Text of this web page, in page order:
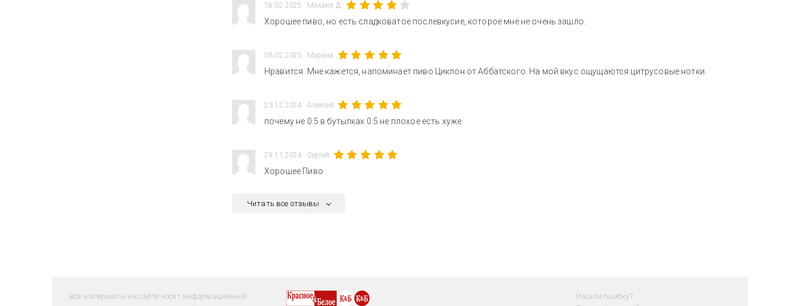
18.02.2025 Михаил Д.
Хорошее пиво, но есть сладковатое послевкусие, которое мне не очень зашло.
03.02.2025 Марина
Нравится. Мне кажется, напоминает пиво Циклон от Аббатского. На мой вкус ощущаются цитрусовые нотки.
23.12.2024 Алексей
почему не 0.5 в бутылках 0.5 не плохое есть хуже
29.11.2024 Сергей
Хорошее Пиво
Читать все отзывы
Все материалы на сайте носят информационный
Нашли ошибку?